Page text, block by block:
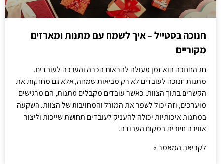
חנוכה בסטייל – איך לשמח עם מתנות ומארזים
מקוריים
חג החנוכה הוא זמן מעולה להראות הכרה והערכה לעובדים.
מתנות חנוכה לעובדים לא רק מביאות שמחה, אלא גם מחזקות את
הקשרים בתוך הצוות. כאשר עובדים מקבלים מתנות, הם מרגישים
מוערכים, וזה יכול לשפר את המורל והמחויבות של הצוות. השקעה
במתנות איכותיות יכולה להעניק לעובדים תחושת שייכות וליצור
אווירה חיובית במקום העבודה.
לקריאת המאמר »